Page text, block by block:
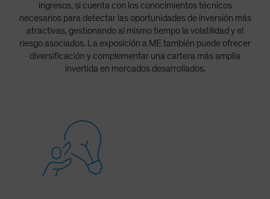
ingresos, si cuenta con los conocimientos técnicos
necesarios para detectar las oportunidades de inversión más
atractivas, gestionando al mismo tiempo la volatilidad y el
riesgo asociados. La exposición a ME también puede ofrecer
diversificación y complementar una cartera más amplia
invertida en mercados desarrollados.